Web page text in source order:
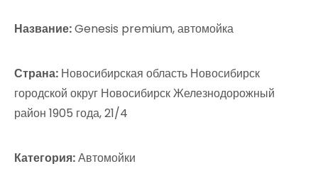
Название:Genesis premium, автомойка
Страна: Новосибирская область Новосибирск
городской округ Новосибирск Железнодорожный
район 1905 года, 21/4
Категория:Автомойки